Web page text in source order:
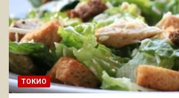
ТОКИО